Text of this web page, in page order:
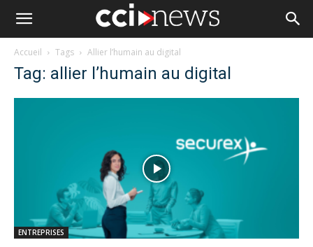
Accueil Tags Allier l’humain au digital
Tag: allier l’humain au digital
ENTREPRISES